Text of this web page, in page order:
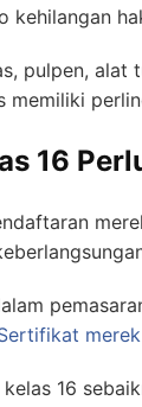
kehilangan
pulpen, alat
memiliki
16
merek
16